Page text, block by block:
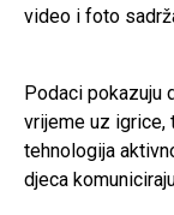
video i foto
Podaci pokazuju
vrijeme uz igrice,
tehnologija
djeca